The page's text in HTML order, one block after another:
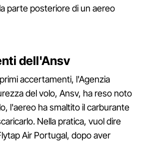
parte posteriore di un aereo
dell'Ansv
accertamenti, l'Agenzia
del volo, Ansv, ha reso noto
l'aereo ha smaltito il carburante
Nella pratica, vuol dire
Air Portugal, dopo aver